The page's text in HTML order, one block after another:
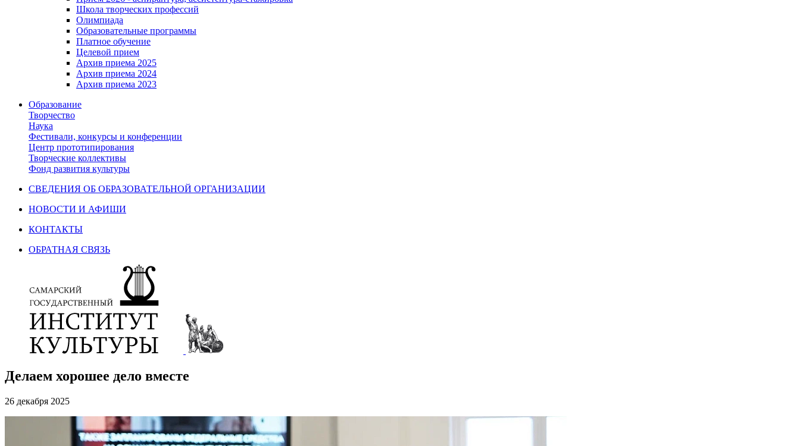
Школа творческих профессий
Олимпиада
Образовательные программы
Платное обучение
Целевой прием
Архив приема 2025
Архив приема 2024
Архив приема 2023
Образование
Творчество
Наука
Фестивали, конкурсы и конференции
Центр прототипирования
Творческие коллективы
Фонд развития культуры
СВЕДЕНИЯ ОБ ОБРАЗОВАТЕЛЬНОЙ ОРГАНИЗАЦИИ
НОВОСТИ И АФИШИ
КОНТАКТЫ
ОБРАТНАЯ СВЯЗЬ
Делаем хорошее дело вместе
26 декабря 2025